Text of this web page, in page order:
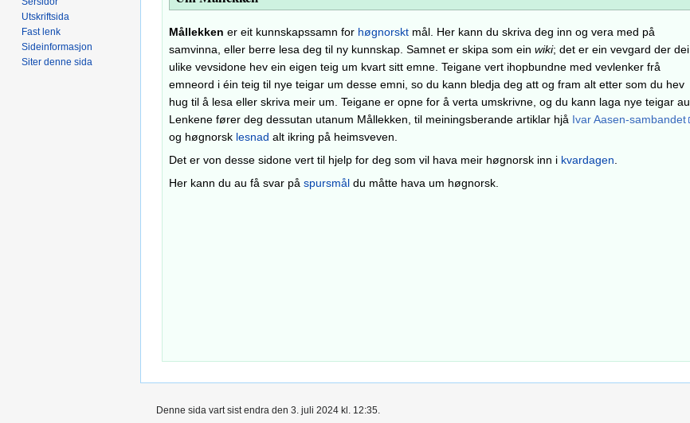
Mållekken er eit kunnskapssamn for høgnorskt mål. Her kann du skriva deg inn og vera med på
samvinna, eller berre lesa deg til ny kunnskap. Samnet er skipa som ein wiki; det er ein vevgard der dei
ulike vevsidone hev ein eigen teig um kvart sitt emne. Teigane vert ihopbundne med vevlenker frå
emneord i éin teig til nye teigar um desse emni, so du kann bledja deg att og fram alt etter som du hev
hug til å lesa eller skriva meir um. Teigane er opne for å verta umskrivne, og du kann laga nye teigar au.
Lenkene fører deg dessutan utanum Mållekken, til meiningsberande artiklar hjå Ivar Aasen-sambandet
og høgnorsk lesnad alt ikring på heimsveven.
Det er von desse sidone vert til hjelp for deg som vil hava meir høgnorsk inn i kvardagen
Her kann du au få svar på spursmål du måtte hava um høgnorsk.
Utskriftsida
Fast lenk
Sideinformasjon
Siter denne sida
Denne sida vart sist endra den 3. juli 2024 kl. 12:35.